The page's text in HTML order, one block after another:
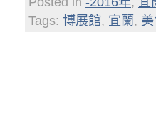
Tags: 博展館, 宜蘭,